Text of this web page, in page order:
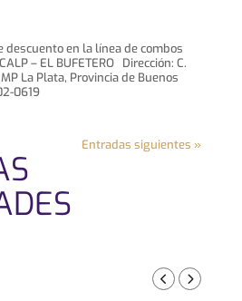
descuento en la línea de combos
– EL BUFETERO Dirección: C.
La Plata, Provincia de Buenos
0619
Entradas siguientes »